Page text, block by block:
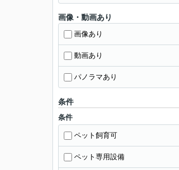
画像・動画あり
画像あり
動画あり
パノラマあり
条件
条件
ペット飼育可
ペット専用設備